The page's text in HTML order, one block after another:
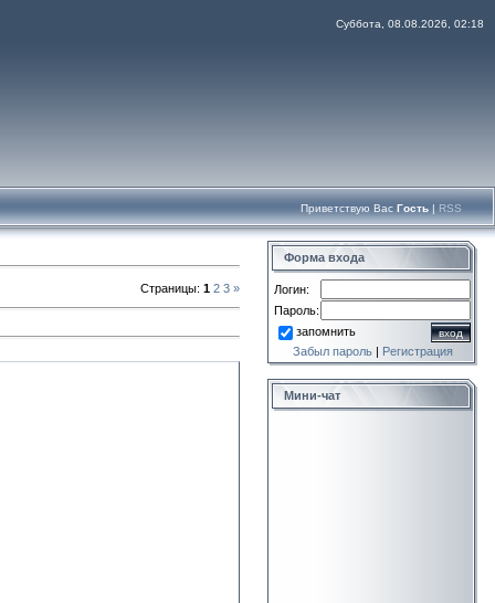
Суббота, 08.08.2026, 02:18
Приветствую Вас Гость | RSS
Страницы: 1 2 3 »
Форма входа
Логин:
Пароль:
запомнить
Забыл пароль| Регистрация
Мини-чат